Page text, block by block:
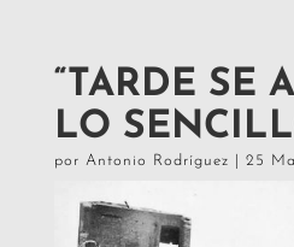
“TARDE SE
LO
por Antonio Rodríguez 25